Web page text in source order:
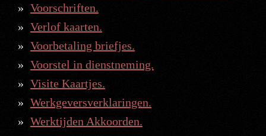
Voorschriften.
Verlof kaarten.
Voorbetaling briefjes.
Voorstel in dienstneming.
Visite Kaartjes.
Werkgeversverklaringen.
Werktijden Akkoorden.